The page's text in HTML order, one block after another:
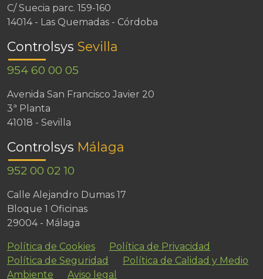
C/ Suecia parc. 159-160
14014 - Las Quemadas - Córdoba
Controlsys Sevilla
954 60 00 05
Avenida San Francisco Javier 20
3ª Planta
41018 - Sevilla
Controlsys Málaga
952 00 02 10
Calle Alejandro Dumas 17
Bloque 1 Oficinas
29004 - Málaga
Política de Cookies
Política de Privacidad
Política de Seguridad
Política de Calidad y Medio
Ambiente
Aviso legal